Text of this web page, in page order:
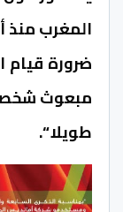
المغرب
ضرورة قيام
مبعوث شخصي
طويلا “.